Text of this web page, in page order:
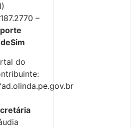
–
do